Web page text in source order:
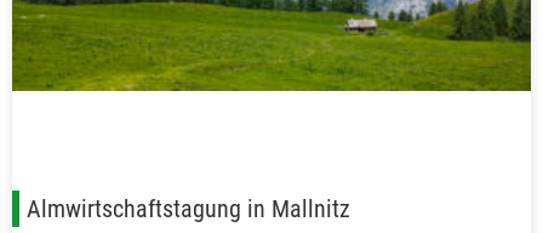
Almwirtschaftstagung in Mallnitz